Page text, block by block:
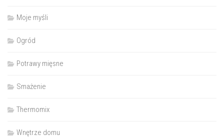
Moje myśli
Ogród
Potrawy mięsne
Smażenie
Thermomix
Wnętrze domu